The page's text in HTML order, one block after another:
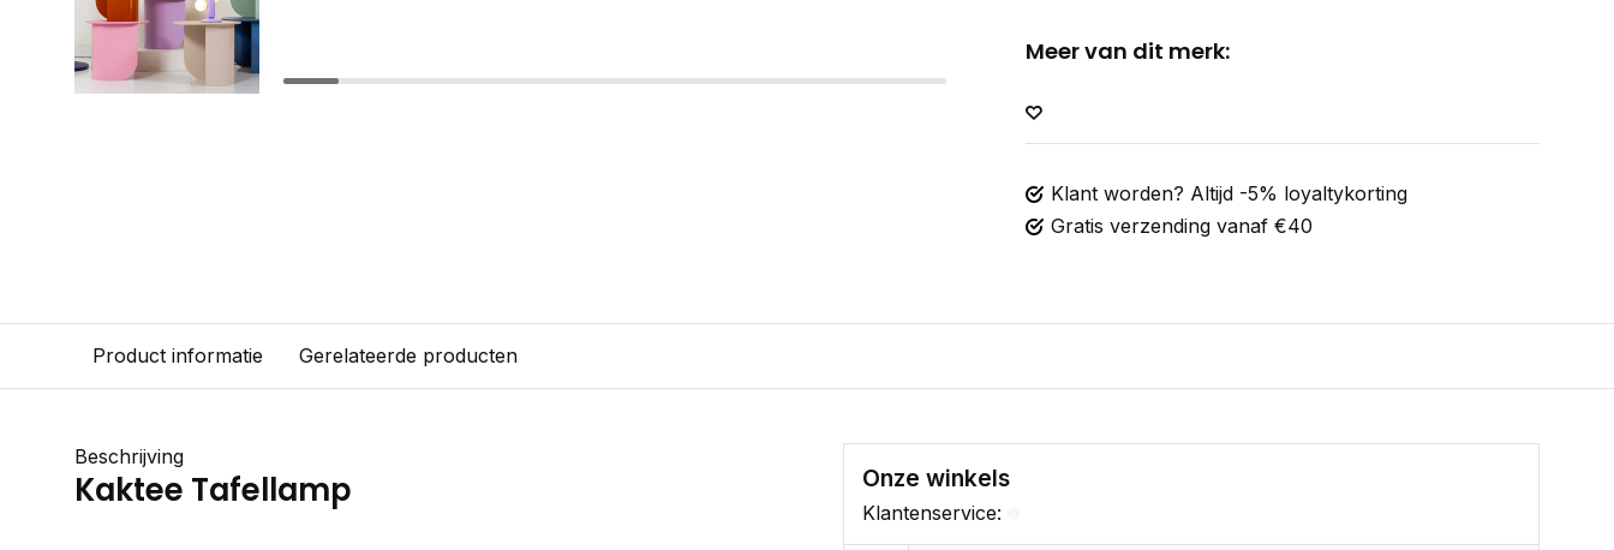
Meer van dit merk:
Klant worden? Altijd -5% loyaltykorting
Gratis verzending vanaf €40
Product informatie Gerelateerde producten
Beschrijving
Kaktee Tafellamp Onze winkels
Klantenservice: